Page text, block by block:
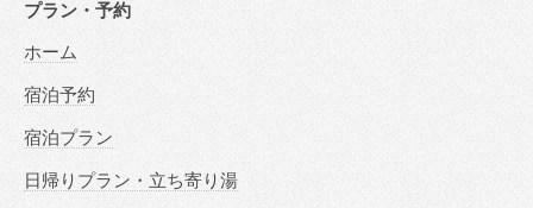
プラン・予約
ホーム
宿泊予約
宿泊プラン
日帰りプラン・立ち寄り湯